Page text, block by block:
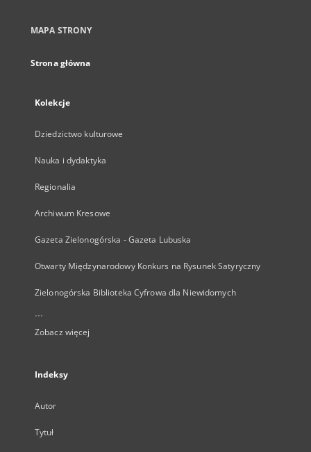
MAPA STRONY
Strona główna
Kolekcje
Dziedzictwo kulturowe
Nauka i dydaktyka
Regionalia
Archiwum Kresowe
Gazeta Zielonogórska - Gazeta Lubuska
Otwarty Międzynarodowy Konkurs na Rysunek Satyryczny
Zielonogórska Biblioteka Cyfrowa dla Niewidomych
...
Zobacz więcej
Indeksy
Autor
Tytuł